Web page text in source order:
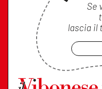
Se
lascia il